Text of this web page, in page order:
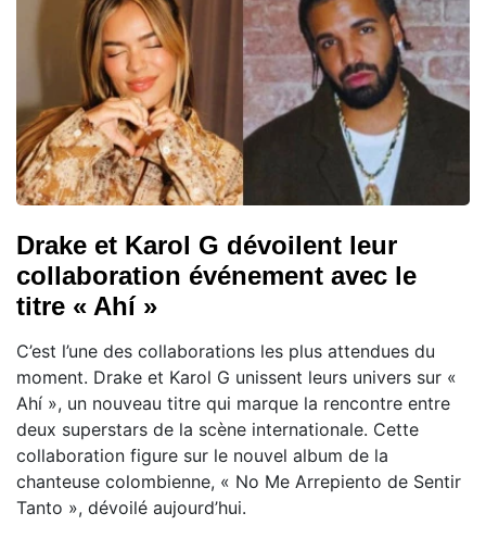
Drake et Karol G dévoilent leur
collaboration événement avec le
titre « Ahí »
C’est l’une des collaborations les plus attendues du
moment. Drake et Karol G unissent leurs univers sur «
Ahí », un nouveau titre qui marque la rencontre entre
deux superstars de la scène internationale. Cette
collaboration figure sur le nouvel album de la
chanteuse colombienne, « No Me Arrepiento de Sentir
Tanto », dévoilé aujourd’hui.